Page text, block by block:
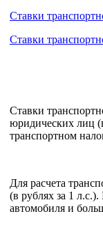
Ставки
Ставки
Ставки
юридических лиц
транспортном
Для расчета
(в рублях за 1
автомобиля и